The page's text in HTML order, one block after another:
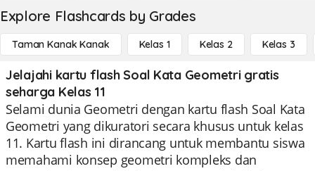
Explore Flashcards by Grades
Taman Kanak Kanak Kelas 1 Kelas 2 Kelas 3
Jelajahi kartu flash Soal Kata Geometri gratis
seharga Kelas 11
Selami dunia Geometri dengan kartu flash Soal Kata
Geometri yang dikuratori secara khusus untuk kelas
11. Kartu flash ini dirancang untuk membantu siswa
memahami konsep geometri kompleks dan